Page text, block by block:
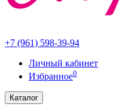
+7 (961) 598-39-94
Личный кабинет
Избранное0
Каталог